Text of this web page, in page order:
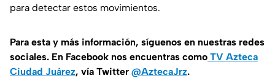
para detectar estos movimientos.
Para esta y más información, síguenos en nuestras redes
sociales. En Facebook nos encuentras como TV Azteca
Ciudad Juárez, vía Twitter @AztecaJrz.